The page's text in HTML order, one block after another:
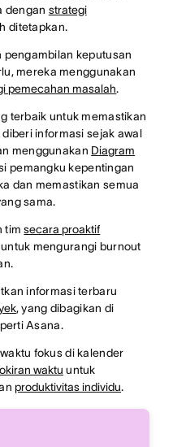
dengan strategi
ditetapkan.
keputusan
mereka menggunakan
pemecahan masalah.
terbaik untuk memastikan
informasi sejak awal
menggunakan Diagram
pemangku kepentingan
dan memastikan semua
sama.
timsecara proaktif
untuk mengurangi burnout
informasi terbaru
, yang dibagikan di
Asana.
fokus di kalender
waktu untuk
produktivitas individu.